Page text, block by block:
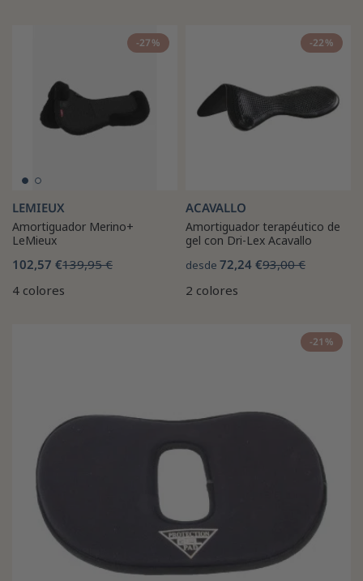
-27%
LEMIEUX
Amortiguador Merino+
LeMieux
102,57 €139,95 €
4 colores
-22%
ACAVALLO
Amortiguador terapéutico de
gel con Dri-Lex Acavallo
desde 72,24 €93,00 €
2 colores
-21%